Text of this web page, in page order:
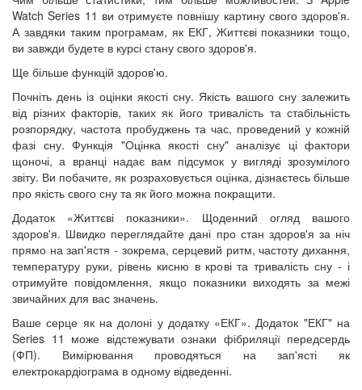
Watch Series 11 ви отримуєте повнішу картину свого здоров'я.
А завдяки таким програмам, як ЕКГ, Життєві показники тощо,
ви завжди будете в курсі стану свого здоров'я.
Ще більше функцій здоров'ю.
Почніть день із оцінки якості сну. Якість вашого сну залежить
від різних факторів, таких як його тривалість та стабільність
розпорядку, частота пробуджень та час, проведений у кожній
фазі сну. Функція "Оцінка якості сну" аналізує ці фактори
щоночі, а вранці надає вам підсумок у вигляді зрозумілого
звіту. Ви побачите, як розраховується оцінка, дізнаєтесь більше
про якість свого сну та як його можна покращити.
Додаток «Життєві показники». Щоденний огляд вашого
здоров'я. Швидко переглядайте дані про стан здоров'я за ніч
прямо на зап'ястя - зокрема, серцевий ритм, частоту дихання,
температуру руки, рівень кисню в крові та тривалість сну - і
отримуйте повідомлення, якщо показники виходять за межі
звичайних для вас значень.
Ваше серце як на долоні у додатку «ЕКГ». Додаток "ЕКГ" на
Series 11 може відстежувати ознаки фібриляції передсердь
(ФП). Вимірювання проводяться на зап'ясті як
електрокардіограма в одному відведенні.